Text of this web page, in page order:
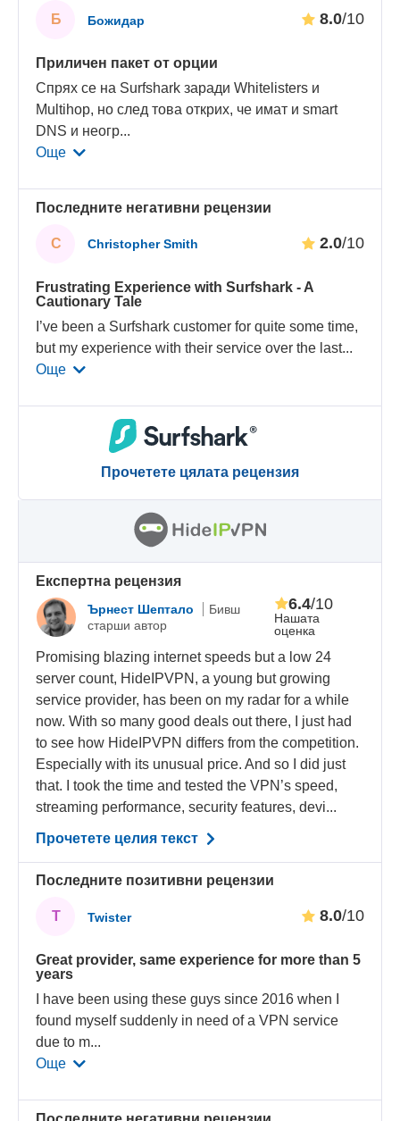
Б Божидар 8.0/10
Приличен пакет от opции
Спрях се на Surfshark заради Whitelisters и
Multihop, но след това открих, че имат и smart
DNS и неогр...
Още
Последните негативни рецензии
C Christopher Smith 2.0/10
Frustrating Experience with Surfshark - A
Cautionary Tale
I’ve been a Surfshark customer for quite some time,
but my experience with their service over the last...
Още
Прочетете цялата рецензия
Eкспертна рецензия
Ърнест Шептало
Бивш
старши автор
Нашата
оценка
6.4/10
Promising blazing internet speeds but a low 24
server count, HideIPVPN, a young but growing
service provider, has been on my radar for a while
now. With so many good deals out there, I just had
to see how HideIPVPN differs from the competition.
Especially with its unusual price. And so I did just
that. I took the time and tested the VPN’s speed,
streaming performance, security features, devi...
Прочетете целия текст
Последните позитивни рецензии
T Twister 8.0/10
Great provider, same experience for more than 5
years
I have been using these guys since 2016 when I
found myself suddenly in need of a VPN service
due to m...
Още